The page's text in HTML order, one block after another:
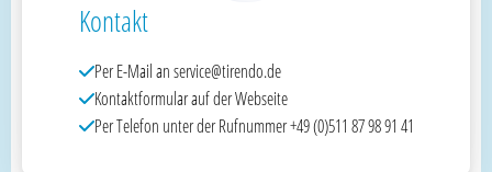
Kontakt
Per E-Mail an service@tirendo.de
Kontaktformular auf der Webseite
Per Telefon unter der Rufnummer +49 (0)511 87 98 91 41